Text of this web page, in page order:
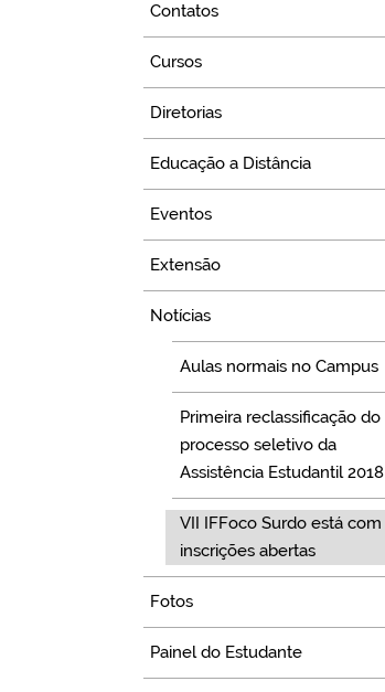
Contatos
Cursos
Diretorias
Educação a Distância
Eventos
Extensão
Notícias
Aulas normais no Campus
Primeira reclassificação do
processo seletivo da
Assistência Estudantil 2018
VII IFFoco Surdo está com
inscrições abertas
Fotos
Painel do Estudante